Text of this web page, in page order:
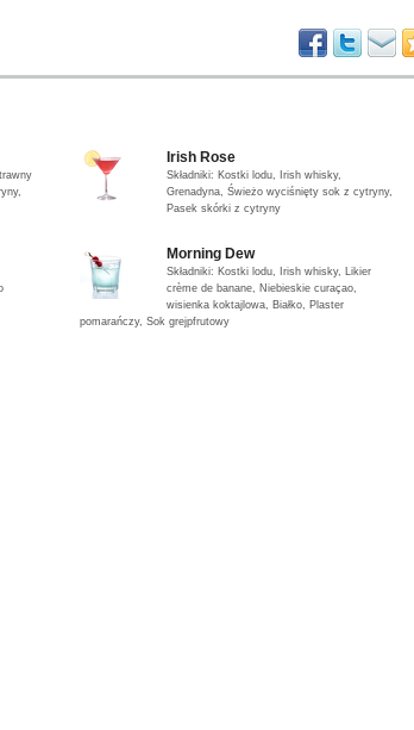
Irish Rose
Składniki: Kostki lodu, Irish whisky,
Grenadyna, Świeżo wyciśnięty sok z cytryny,
Pasek skórki z cytryny
Morning Dew
Składniki: Kostki lodu, Irish whisky, Likier
crème de banane, Niebieskie curaçao,
wisienka koktajlowa, Białko, Plaster
pomarańczy, Sok grejpfrutowy